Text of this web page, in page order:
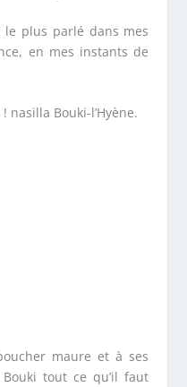
le plus parlé dans mes
en mes instants de
nasilla Bouki-l’Hyène.
maure et à ses
tout ce qu’il faut